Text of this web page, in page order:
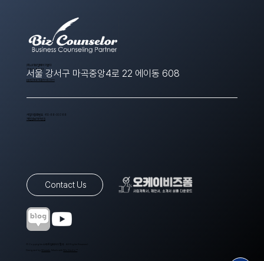
Contact Us
​(주)스타트업에이치알디
1566-8643
서울 강서구 마곡중앙4로 22 에이동 608
ppt@startuphrd.com
사업자등록번호 410-88-00388
개인정보처리방침
Designed by
. Made with